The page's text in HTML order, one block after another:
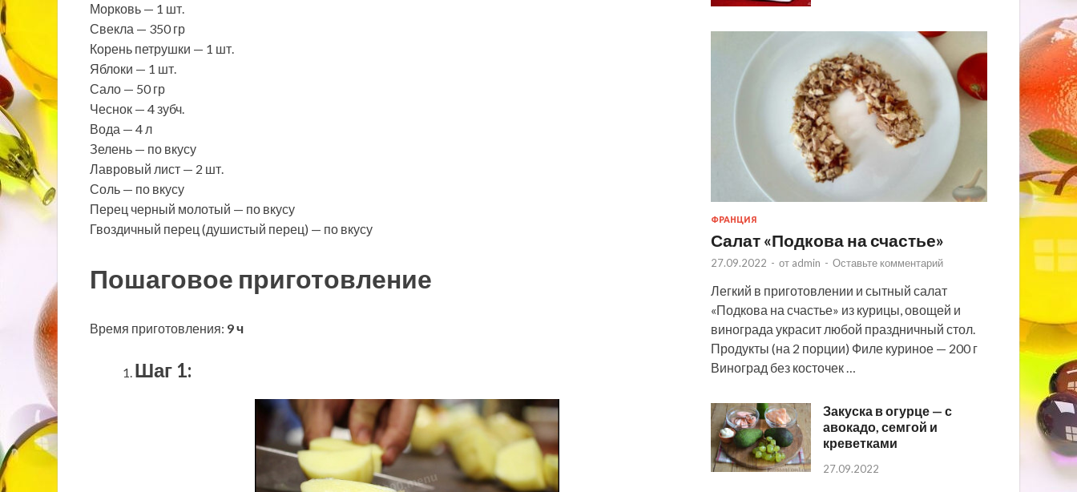
Морковь — 1 шт.
Свекла — 350 гр
Корень петрушки — 1 шт.
Яблоки — 1 шт.
Сало — 50 гр
Чеснок — 4 зубч.
Вода — 4 л
Зелень — по вкусу
Лавровый лист — 2 шт.
Соль — по вкусу
Перец черный молотый — по вкусу
Гвоздичный перец (душистый перец) — по вкусу
Пошаговое приготовление
Время приготовления: 9 ч
Шаг 1:
ФРАНЦИЯ
Салат «Подкова на счастье»
27.09.2022 - от admin - Оставьте комментарий
Легкий в приготовлении и сытный салат
«Подкова на счастье» из курицы, овощей и
винограда украсит любой праздничный стол.
Продукты (на 2 порции) Филе куриное — 200 г
Виноград без косточек …
Закуска в огурце — с
авокадо, семгой и
креветками
27.09.2022